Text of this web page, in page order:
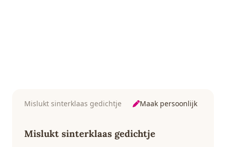
Mislukt sinterklaas gedichtje Maak persoonlijk
Mislukt sinterklaas gedichtje